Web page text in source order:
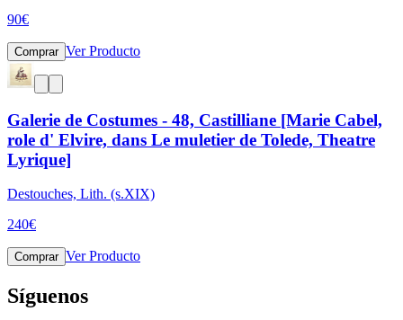
90€
Comprar Ver Producto
Galerie de Costumes - 48, Castilliane [Marie Cabel,
role d' Elvire, dans Le muletier de Tolede, Theatre
Lyrique]
Destouches, Lith. (s.XIX)
240€
Comprar Ver Producto
Síguenos